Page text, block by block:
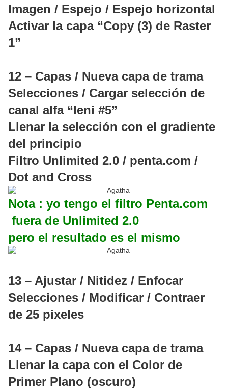
Imagen / Espejo / Espejo horizontal
Activar la capa “Copy (3) de Raster
1”
12 – Capas / Nueva capa de trama
Selecciones / Cargar selección de
canal alfa “leni #5”
Llenar la selección con el gradiente
del principio
Filtro Unlimited 2.0 / penta.com /
Dot and Cross
Nota : yo tengo el filtro Penta.com
fuera de Unlimited 2.0
pero el resultado es el mismo
13 – Ajustar / Nitidez / Enfocar
Selecciones / Modificar / Contraer
de 25 pixeles
14 – Capas / Nueva capa de trama
Llenar la capa con el Color de
Primer Plano (oscuro)